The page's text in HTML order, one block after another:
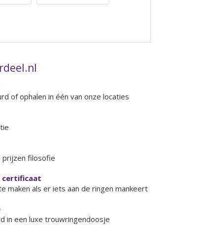
of ophalen in één van onze locaties
prijzen filosofie
certificaat
maken als er iets aan de ringen mankeert
in een luxe trouwringendoosje